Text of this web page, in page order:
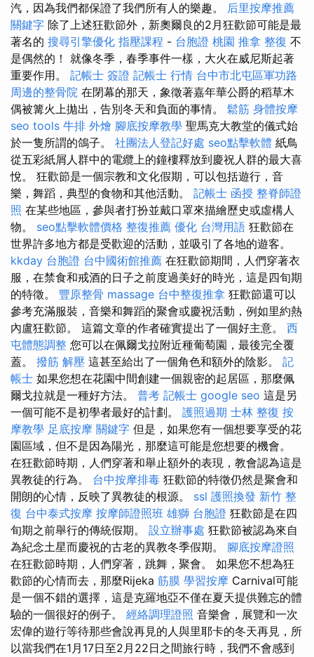
汽，因為我們都保證了我們所有人的樂趣。 后里按摩推薦
關鍵字 除了上述狂歡節外，新奧爾良的2月狂歡節可能是最
著名的 搜尋引擎優化 指壓課程 - 台胞證 桃園 推拿 整復 不
是偶然的！ 就像冬季，春季事件一樣，大火在威尼斯起著
重要作用。 記帳士 簽證 記帳士 行情 台中市北屯區軍功路
周邊的整骨院 在閉幕的那天，象徵著嘉年華公爵的稻草木
偶被篝火上拋出，告別冬天和負面的事情。 鬆筋 身體按摩
seo tools 牛排 外燴 腳底按摩教學 聖馬克大教堂的儀式始
於一隻所謂的鴿子。 社團法人登記好處 seo點擊軟體 紙鳥
從五彩紙屑人群中的電纜上的鐘樓釋放到慶祝人群的最大喜
悅。 狂歡節是一個宗教和文化假期，可以包括遊行，音
樂，舞蹈，典型的食物和其他活動。 記帳士 函授 整脊師證
照 在某些地區，參與者打扮並戴口罩來描繪歷史或虛構人
物。 seo點擊軟體價格 整復推薦 優化 台灣用語 狂歡節在
世界許多地方都是受歡迎的活動，並吸引了各地的遊客。
kkday 台胞證 台中國術館推薦 在狂歡節期間，人們穿著衣
服，在禁食和戒酒的日子之前度過美好的時光，這是四旬期
的特徵。 豐原整骨 massage 台中整復推拿 狂歡節還可以
參考充滿服裝，音樂和舞蹈的聚會或慶祝活動，例如里約熱
內盧狂歡節。 這篇文章的作者確實提出了一個好主意。 西
屯體態調整 您可以在佩爾戈拉附近種葡萄園，最後完全覆
蓋。 撥筋 解壓 這甚至給出了一個角色和額外的陰影。 記
帳士 如果您想在花園中間創建一個親密的起居區，那麼佩
爾戈拉就是一種好方法。 普考 記帳士 google seo 這是另
一個可能不是初學者最好的計劃。 護照過期 士林 整復 按
摩教學 足底按摩 關鍵字 但是，如果您有一個想要享受的花
園區域，但不是因為陽光，那麼這可能是您想要的機會。
在狂歡節時期，人們穿著和舉止額外的表現，教會認為這是
異教徒的行為。 台中按摩排毒 狂歡節的特徵仍然是聚會和
開朗的心情，反映了異教徒的根源。 ssl 護照換發 新竹 整
復 台中泰式按摩 按摩師證照班 雄獅 台胞證 狂歡節是在四
旬期之前舉行的傳統假期。 設立辦事處 狂歡節被認為來自
為紀念土星而慶祝的古老的異教冬季假期。 腳底按摩證照
在狂歡節時期，人們穿著，跳舞，聚會。 如果您不想為狂
歡節的心情而去，那麼Rijeka 筋膜 學習按摩 Carnival可能
是一個不錯的選擇，這是克羅地亞不僅在夏天提供難忘的體
驗的一個很好的例子。 經絡調理證照 音樂會，展覽和一次
宏偉的遊行等待那些會說再見的人與里耶卡的冬天再見，所
以當我們在1月17日至2月22日之間旅行時，我們不會感到